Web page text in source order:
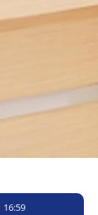
16:59